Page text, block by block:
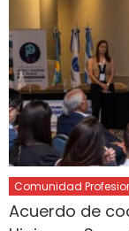
Comunidad
Acuerdo de